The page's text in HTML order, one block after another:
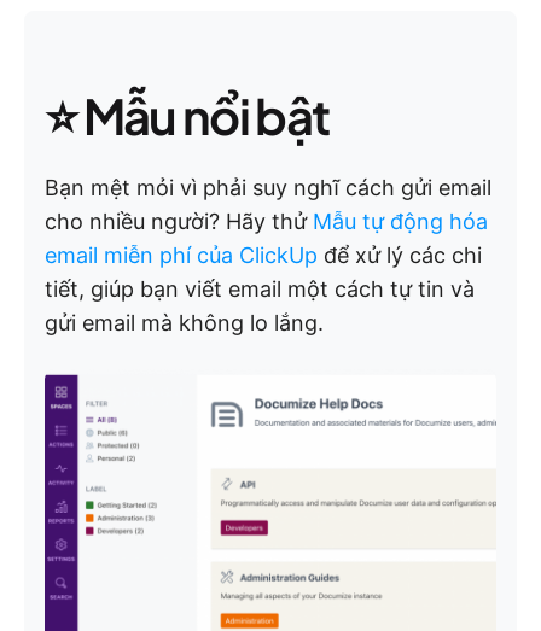
⭐ Mẫu nổi bật
Bạn mệt mỏi vì phải suy nghĩ cách gửi email
cho nhiều người? Hãy thử Mẫu tự động hóa
email miễn phí của ClickUp để xử lý các chi
tiết, giúp bạn viết email một cách tự tin và
gửi email mà không lo lắng.